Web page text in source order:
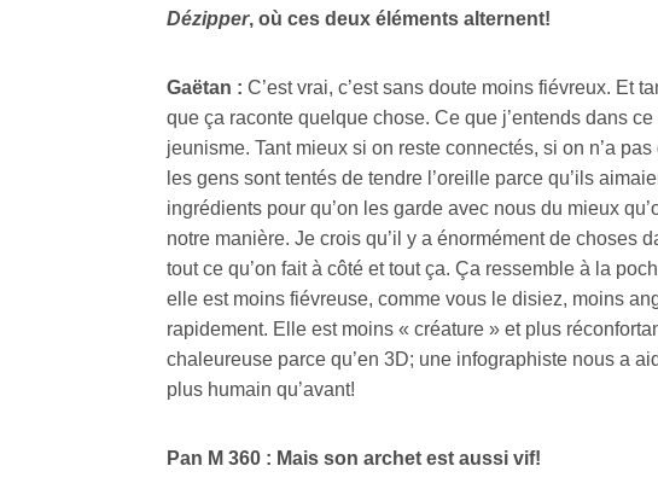
Dézipper, où ces deux éléments alternent!
Gaëtan : C’est vrai, c’est sans doute moins fiévreux. Et
que ça raconte quelque chose. Ce que j’entends dans
jeunisme. Tant mieux si on reste connectés, si on n’a
les gens sont tentés de tendre l’oreille parce qu’ils
ingrédients pour qu’on les garde avec nous du mieux
notre manière. Je crois qu’il y a énormément de choses
tout ce qu’on fait à côté et tout ça. Ça ressemble à la
elle est moins fiévreuse, comme vous le disiez, moins
rapidement. Elle est moins « créature » et plus
chaleureuse parce qu’en 3D; une infographiste nous a
plus humain qu’avant!
Pan M 360 : Mais son archet est aussi vif!